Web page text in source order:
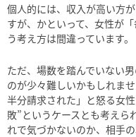
個人的には、収入が高い方
すが、かといって、女性が
う考え方は間違っています。
ただ、場数を踏んでいない
のが少々難しいかもしれま
半分請求された」と怒る女
敗”というケースとも考えら
れで気づかないのか、相手